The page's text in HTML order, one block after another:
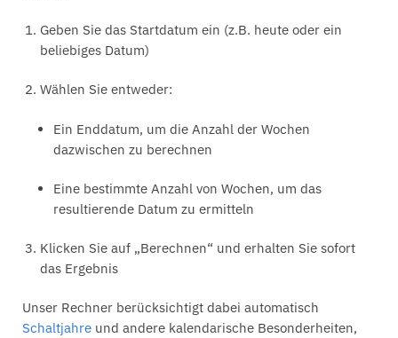
Geben Sie das Startdatum ein (z.B. heute oder ein
beliebiges Datum)
Wählen Sie entweder:
Ein Enddatum, um die Anzahl der Wochen
dazwischen zu berechnen
Eine bestimmte Anzahl von Wochen, um das
resultierende Datum zu ermitteln
Klicken Sie auf „Berechnen“ und erhalten Sie sofort
das Ergebnis
Unser Rechner berücksichtigt dabei automatisch
Schaltjahre und andere kalendarische Besonderheiten,